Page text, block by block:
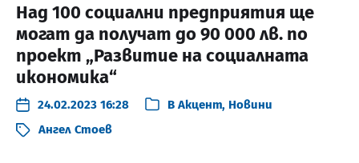
Над 100 социални предприятия ще
могат да получат до 90 000 лв. по
проект „Развитие на социалната
икономика“
24.02.2023 16:28 В Акцент, Новини
Ангел Стоев